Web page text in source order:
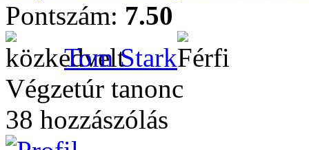
Pontszám: 7.50
Tom Stark
Végzetúr tanonc
38 hozzászólás